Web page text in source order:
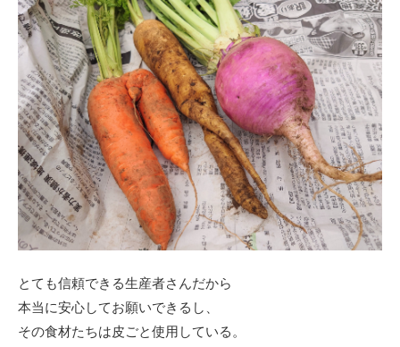
とても信頼できる生産者さんだから
本当に安心してお願いできるし、
その食材たちは皮ごと使用している。